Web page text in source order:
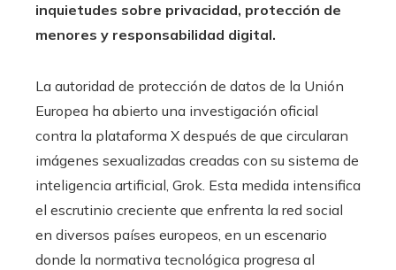
inquietudes sobre privacidad, protección de
menores y responsabilidad digital.
La autoridad de protección de datos de la Unión
Europea ha abierto una investigación oficial
contra la plataforma X después de que circularan
imágenes sexualizadas creadas con su sistema de
inteligencia artificial, Grok. Esta medida intensifica
el escrutinio creciente que enfrenta la red social
en diversos países europeos, en un escenario
donde la normativa tecnológica progresa al